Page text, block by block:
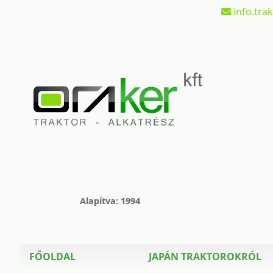
Alapítva: 1994
FŐOLDAL JAPÁN TRAKTOROKRÓL